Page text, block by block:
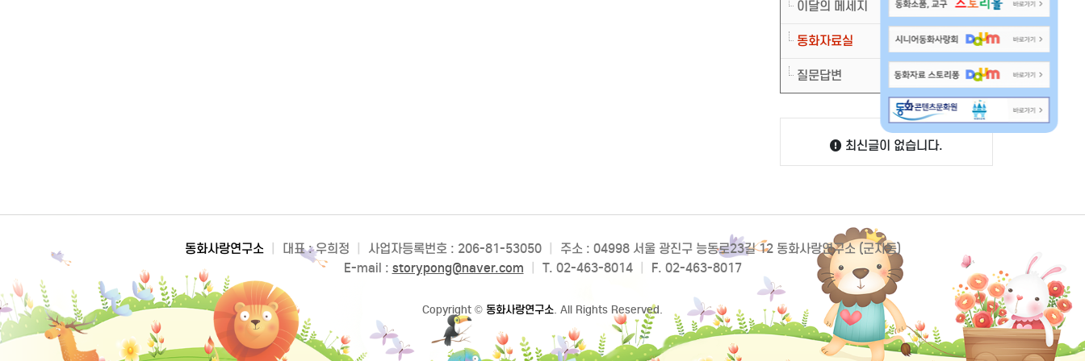
이달의 메세지
동화자료실
질문답변
최신글이 없습니다.
동화사랑연구소 대표 : 우희정 사업자등록번호 : 206-81-53050
주소 : 04998 서울 광진구 능동로23길 12 동화사랑연구소 (군자동)
E-mail : storypong@naver.com T. 02-463-8014 F. 02-463-8017
Copyright © 동화사랑연구소. All Rights Reserved.